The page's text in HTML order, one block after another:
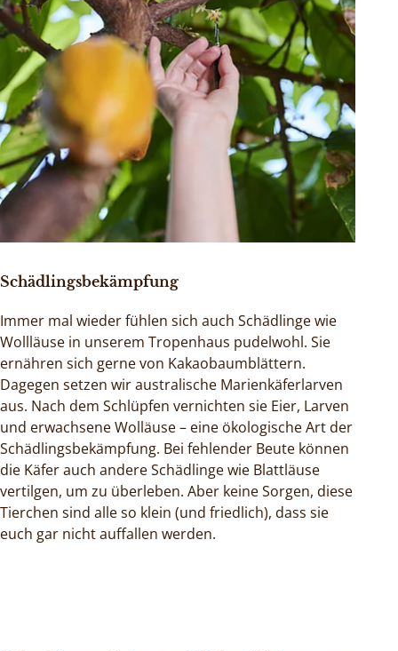
Schädlingsbekämpfung
Immer mal wieder fühlen sich auch Schädlinge wie
Wollläuse in unserem Tropenhaus pudelwohl. Sie
ernähren sich gerne von Kakaobaumblättern.
Dagegen setzen wir australische Marienkäferlarven
aus. Nach dem Schlüpfen vernichten sie Eier, Larven
und erwachsene Wolläuse – eine ökologische Art der
Schädlingsbekämpfung. Bei fehlender Beute können
die Käfer auch andere Schädlinge wie Blattläuse
vertilgen, um zu überleben. Aber keine Sorgen, diese
Tierchen sind alle so klein (und friedlich), dass sie
euch gar nicht auffallen werden.